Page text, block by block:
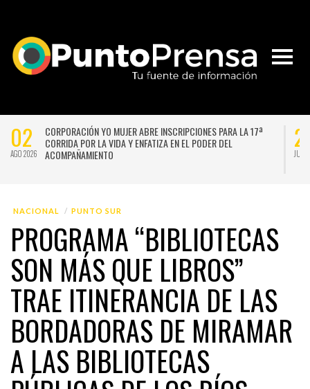
02
AGO 2026
CORPORACIÓN YO MUJER ABRE INSCRIPCIONES PARA LA 17ª
CORRIDA POR LA VIDA Y ENFATIZA EN EL PODER DEL
ACOMPAÑAMIENTO
JUL
NACIONAL PUNTO SUR
PROGRAMA “BIBLIOTECAS
SON MÁS QUE LIBROS”
TRAE ITINERANCIA DE LAS
BORDADORAS DE MIRAMAR
A LAS BIBLIOTECAS